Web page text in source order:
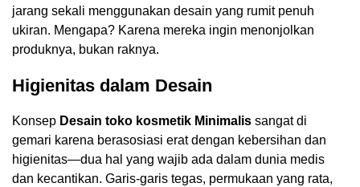
jarang sekali menggunakan desain yang rumit penuh
ukiran. Mengapa? Karena mereka ingin menonjolkan
produknya, bukan raknya.
Higienitas dalam Desain
Konsep Desain toko kosmetik Minimalis sangat di
gemari karena berasosiasi erat dengan kebersihan dan
higienitas—dua hal yang wajib ada dalam dunia medis
dan kecantikan. Garis-garis tegas, permukaan yang rata,